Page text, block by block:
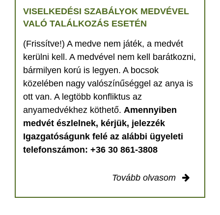
VISELKEDÉSI SZABÁLYOK MEDVÉVEL
VALÓ TALÁLKOZÁS ESETÉN
(Frissítve!) A medve nem játék, a medvét
kerülni kell. A medvével nem kell barátkozni,
bármilyen korú is legyen. A bocsok
közelében nagy valószínűséggel az anya is
ott van. A legtöbb konfliktus az
anyamedvékhez köthető. Amennyiben
medvét észlelnek, kérjük, jelezzék
Igazgatóságunk felé az alábbi ügyeleti
telefonszámon: +36 30 861-3808
Tovább olvasom